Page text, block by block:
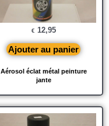
Aérosol éclat métal peinture
jante
€ 12,95
Ajouter au panier